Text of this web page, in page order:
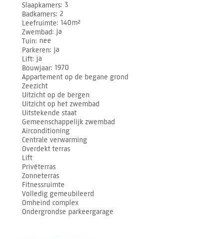
Slaapkamers 3
Badkamers 2
Leefruimte 140m²
Zwembad ja
Tuin nee
Parkeren ja
Lift ja
Bouwjaar 1970
Appartement op de begane grond
Zeezicht
Uitzicht op de bergen
Uitzicht op het zwembad
Uitstekende staat
Gemeenschappelijk zwembad
Airconditioning
Centrale verwarming
Overdekt terras
Lift
Privéterras
Zonneterras
Fitnessruimte
Volledig gemeubileerd
Omheind complex
Ondergrondse parkeergarage